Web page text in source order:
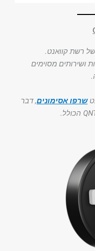
ושירותים מסוימים
שרפו אסימונים, דבר